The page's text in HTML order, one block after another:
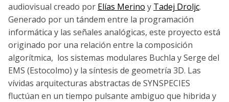
audiovisual creado por Elías Merino y Tadej Droljc.
Generado por un tándem entre la programación
informática y las señales analógicas, este proyecto está
originado por una relación entre la composición
algorítmica, los sistemas modulares Buchla y Serge del
EMS (Estocolmo) y la síntesis de geometría 3D. Las
vívidas arquitecturas abstractas de SYNSPECIES
fluctúan en un tiempo pulsante ambiguo que hibrida y